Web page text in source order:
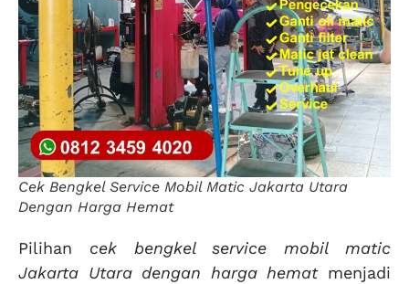
Cek Bengkel Service Mobil Matic Jakarta Utara
Dengan Harga Hemat
Pilihan cek bengkel service mobil matic
Jakarta Utara dengan harga hematmenjadi